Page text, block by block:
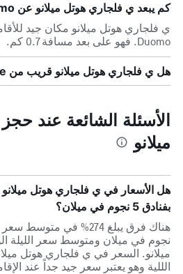
كم يبعد ي فلجاري هوتل ميلانو عن Piazza del Duomo؟
Duomo. فهو على بعد مسافة 0.7 كم.
هل ي فلجاري هوتل ميلانو قريب من Porta Ticinese؟
الأسئلة الشائعة عند
ميلانو
هل الأسعار في ي فلجاري هوتل ميلانو
بفنادق 5 نجوم في ميلان؟
نجوم في ميلان ومتوسط ​​سعر الليلة
الللية وهو يعتبر سعر جيد جداً عند